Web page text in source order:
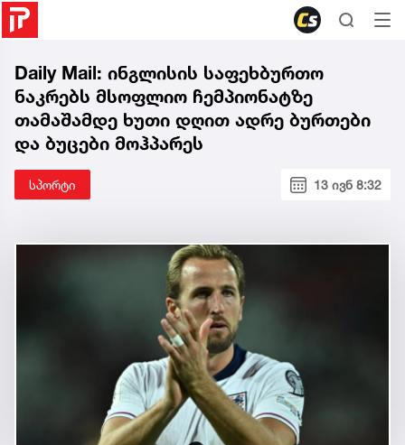
Daily Mail: ინგლისის საფეხბურთო
ნაკრებს მსოფლიო ჩემპიონატზე
თამაშამდე ხუთი დღით ადრე ბურთები
და ბუცები მოჰპარეს
სპორტი 13 ივნ 8:32